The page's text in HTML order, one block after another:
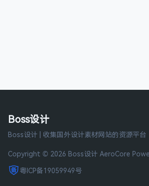
Boss设计
Boss设计 | 收集国外设计素材网站的资源平台
Copyright © 2026 Boss设计 AeroCore
粤ICP备19059949号